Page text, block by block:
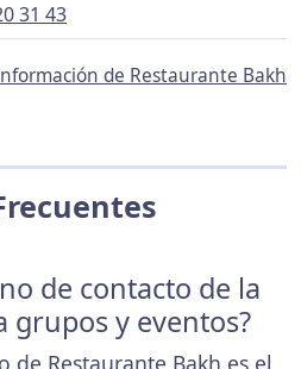
31 43
de Restaurante Bakh
de contacto de la
grupos y eventos?
de Restaurante Bakh es el